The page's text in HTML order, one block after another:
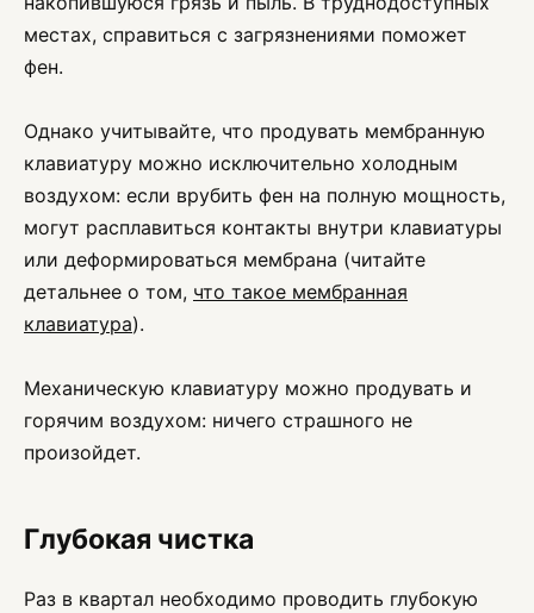
местах, справиться с загрязнениями поможет
фен.
Однако учитывайте, что продувать мембранную
клавиатуру можно исключительно холодным
воздухом: если врубить фен на полную мощность,
могут расплавиться контакты внутри клавиатуры
или деформироваться мембрана (читайте
детальнее о том, что такое мембранная
клавиатура).
Механическую клавиатуру можно продувать и
горячим воздухом: ничего страшного не
произойдет.
Глубокая чистка
Раз в квартал необходимо проводить глубокую